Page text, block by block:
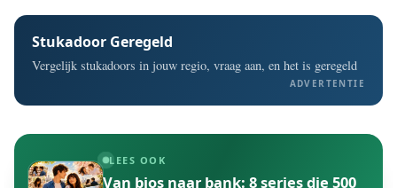
Stukadoor Geregeld
Vergelijk stukadoors in jouw regio, vraag aan, en het is geregeld
ADVERTENTIE
LEES OOK
Van bios naar bank: 8 series die 500